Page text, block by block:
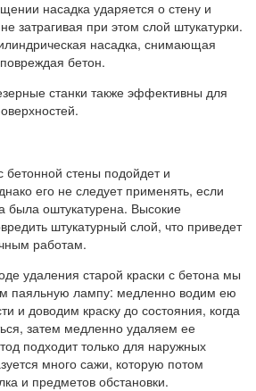
насадка ударяется о стену и
затрагивая при этом слой штукатурки.
насадка, снимающая
бетон.
станки также эффективны для
бетонной стены подойдет и
его не следует применять, если
была оштукатурена. Высокие
штукатурный слой, что приведет
работам.
удаления старой краски с бетона мы
паяльную лампу: медленно водим ею
и доводим краску до состояния, когда
затем медленно удаляем ее
подходит только для наружных
много сажи, которую потом
и предметов обстановки.